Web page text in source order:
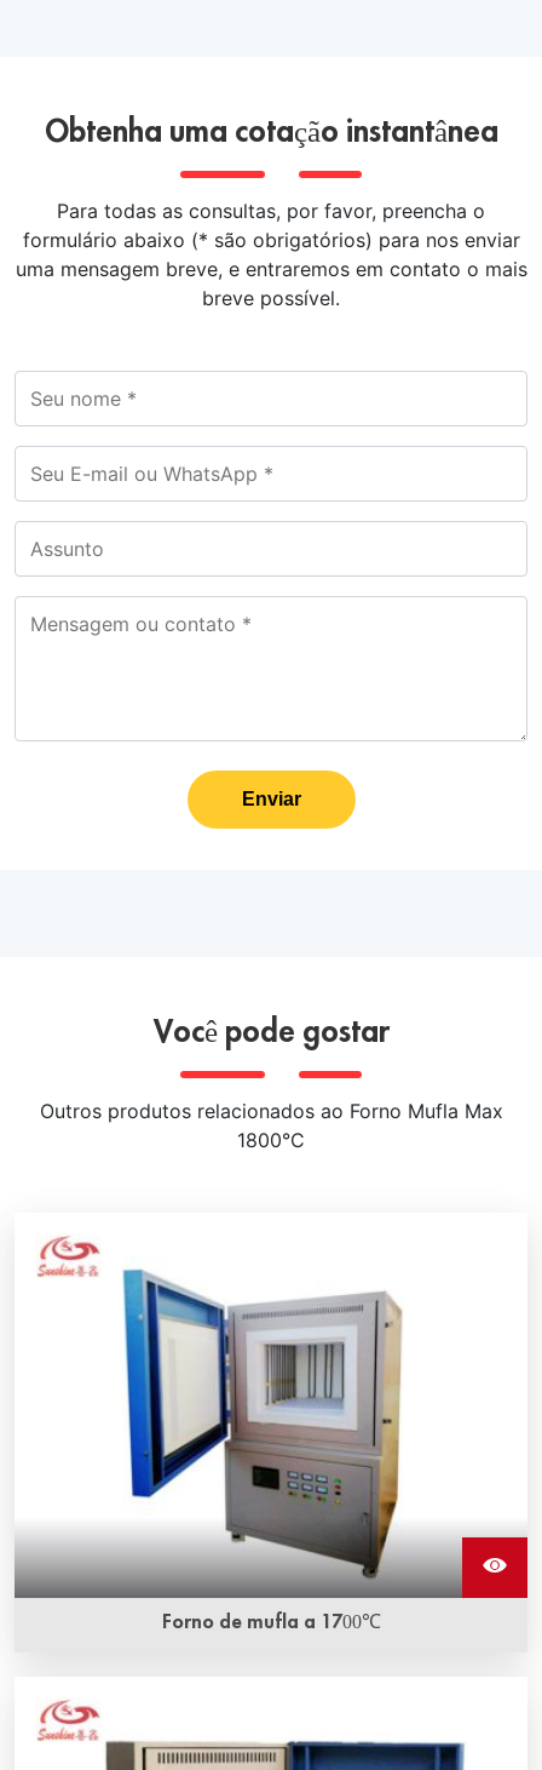
Obtenha uma cotação instantânea
Para todas as consultas, por favor, preencha o
formulário abaixo (* são obrigatórios) para nos enviar
uma mensagem breve, e entraremos em contato o mais
breve possível.
Enviar
Você pode gostar
Outros produtos relacionados ao Forno Mufla Max
1800°C
Forno de mufla a 1700℃